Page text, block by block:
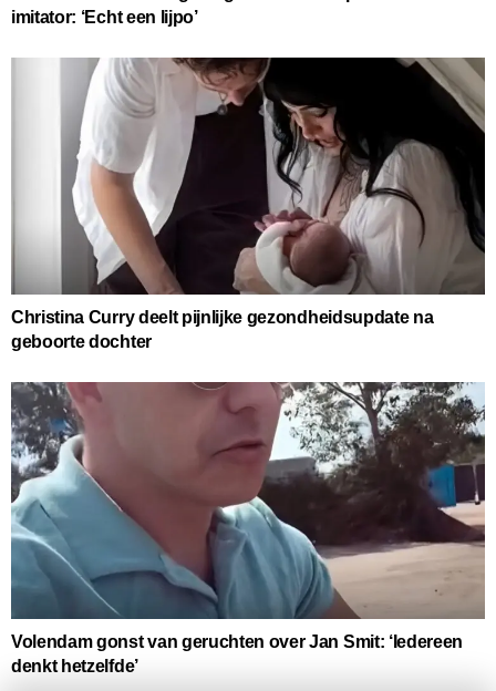
imitator: ‘Echt een lijpo’
Christina Curry deelt pijnlijke gezondheidsupdate na
geboorte dochter
Volendam gonst van geruchten over Jan Smit: ‘Iedereen
denkt hetzelfde’